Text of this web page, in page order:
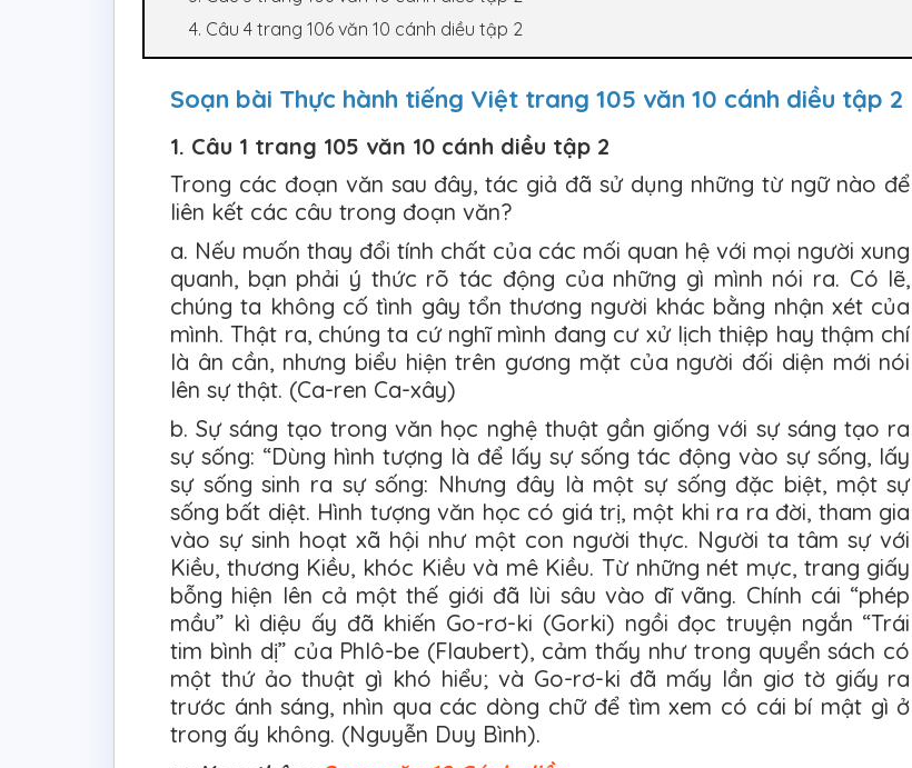
4. Câu 4 trang 106 văn 10 cánh diều tập 2
Soạn bài Thực hành tiếng Việt trang 105 văn 10 cánh diều tập 2
1. Câu 1 trang 105 văn 10 cánh diều tập 2
Trong các đoạn văn sau đây, tác giả đã sử dụng những từ ngữ nào để
liên kết các câu trong đoạn văn?
a. Nếu muốn thay đổi tính chất của các mối quan hệ với mọi người xung
quanh, bạn phải ý thức rõ tác động của những gì mình nói ra. Có lẽ,
chúng ta không cố tình gây tổn thương người khác bằng nhận xét của
mình. Thật ra, chúng ta cứ nghĩ mình đang cư xử lịch thiệp hay thậm chí
là ân cần, nhưng biểu hiện trên gương mặt của người đối diện mới nói
lên sự thật. (Ca-ren Ca-xây)
b. Sự sáng tạo trong văn học nghệ thuật gần giống với sự sáng tạo ra
sự sống: “Dùng hình tượng là để lấy sự sống tác động vào sự sống, lấy
sự sống sinh ra sự sống: Nhưng đây là một sự sống đặc biệt, một sự
sống bất diệt. Hình tượng văn học có giá trị, một khi ra ra đời, tham gia
vào sự sinh hoạt xã hội như một con người thực. Người ta tâm sự với
Kiều, thương Kiều, khóc Kiều và mê Kiều. Từ những nét mực, trang giấy
bỗng hiện lên cả một thế giới đã lùi sâu vào dĩ vãng. Chính cái “phép
mầu” kì diệu ấy đã khiến Go-rơ-ki (Gorki) ngồi đọc truyện ngắn “Trái
tim bình dị” của Phlô-be (Flaubert), cảm thấy như trong quyển sách có
một thứ ảo thuật gì khó hiểu; và Go-rơ-ki đã mấy lần giơ tờ giấy ra
trước ánh sáng, nhìn qua các dòng chữ để tìm xem có cái bí mật gì ở
trong ấy không. (Nguyễn Duy Bình).